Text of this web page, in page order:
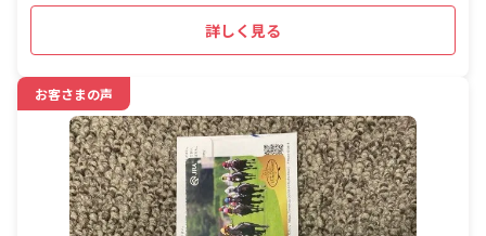
詳しく見る
お客さまの声